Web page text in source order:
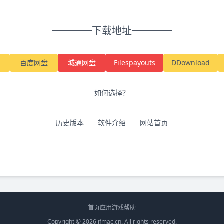
下载地址
百度网盘 城通网盘 Filespayouts DDownload
如何选择？
历史版本 软件介绍 网站首页
首页应用游戏帮助
Copyright © 2026 ifmac.cn. All rights reserved.